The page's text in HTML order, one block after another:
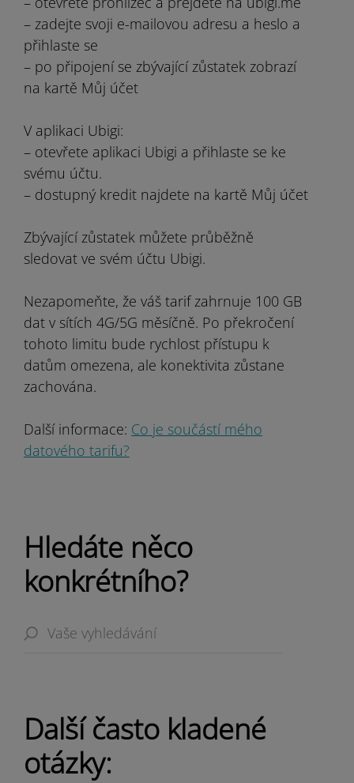
– zadejte svoji e-mailovou adresu a heslo a
přihlaste se
– po připojení se zbývající zůstatek zobrazí
na kartě Můj účet
V aplikaci Ubigi:
– otevřete aplikaci Ubigi a přihlaste se ke
svému účtu.
– dostupný kredit najdete na kartě Můj účet
Zbývající zůstatek můžete průběžně
sledovat ve svém účtu Ubigi.
Nezapomeňte, že váš tarif zahrnuje 100 GB
dat v sítích 4G/5G měsíčně. Po překročení
tohoto limitu bude rychlost přístupu k
datům omezena, ale konektivita zůstane
zachována.
Další informace: Co je součástí mého
datového tarifu?
Hledáte něco
konkrétního?
Další často kladené
otázky: